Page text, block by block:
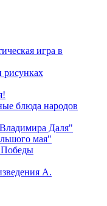
игра в
рисунках
блюда народов
Даля"
мая"
А.